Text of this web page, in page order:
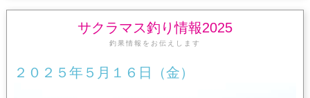
サクラマス釣り情報2025
釣果情報をお伝えします
２０２５年５月１６日（金）